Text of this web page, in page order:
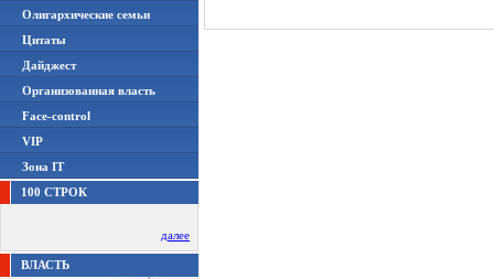
Олигархические семьи
Цитаты
Дайджест
Организованная власть
Face-control
VIP
Зона IT
100 СТРОК
далее
ВЛАСТЬ